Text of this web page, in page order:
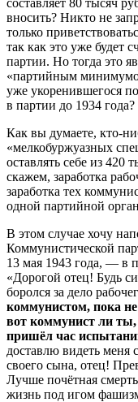
вносить? Никто не
только
так как это уже будет
партии. Но тогда это
«партийным
уже укоренившегося
в партии до 1934 года?
Как вы думаете, кто-
«мелкобуржуазных
оставлять себе из 420
скажем, заработка
заработка тех
одной партийной
В этом случае хочу
Коммунистической
13 мая 1943 года, — в
«Дорогой отец! Будь
боролся за дело
коммунистом, пока
вот коммунист ли ты,
пришёл час
доставлю видеть
своего сына, отец!
Лучше почётная
жизнь под игом